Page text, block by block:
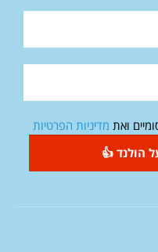
ואת מדיניות הפרטיות
הולנד 👍